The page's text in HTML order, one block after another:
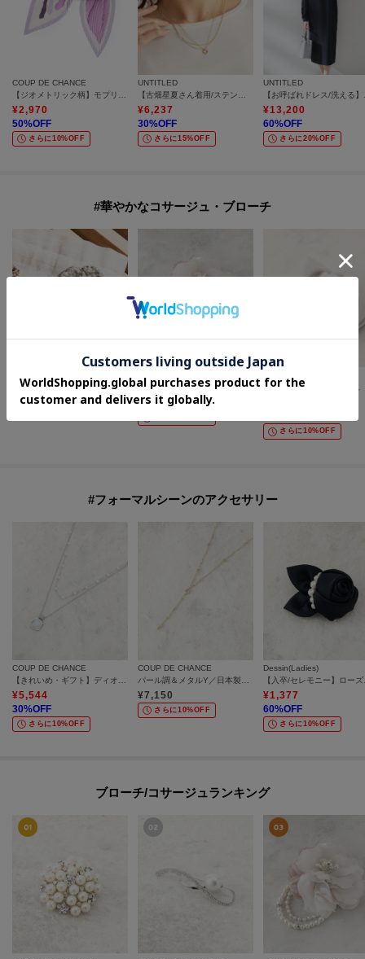
COUP DE CHANCE
¥2,970
50%OFF
さらに10%OFF
UNTITLED
¥6,237
30%OFF
さらに15%OFF
UNTITLED
¥13,200
60%OFF
さらに20%OFF
#華やかなコサージュ・ブローチ
【CITRUS】ビーズブローチ DOG
7,700
パール調ブロッサムコサージュ
¥6,820
ローズパール調コサージュ
さらに10%OFF
#フォーマルシーンのアクセサリー
COUP DE CHANCE
¥5,544
30%OFF
さらに10%OFF
COUP DE CHANCE
¥7,150
さらに10%OFF
Dessin(Ladies)
¥1,377
60%OFF
さらに10%OFF
ブローチ/コサージュランキング